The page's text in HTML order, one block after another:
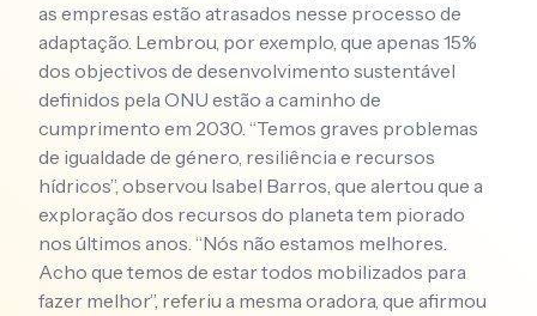
as empresas estão atrasados nesse processo de
adaptação. Lembrou, por exemplo, que apenas 15%
dos objectivos de desenvolvimento sustentável
definidos pela ONU estão a caminho de
cumprimento em 2030. “Temos graves problemas
de igualdade de género, resiliência e recursos
hídricos”, observou Isabel Barros, que alertou que a
exploração dos recursos do planeta tem piorado
nos últimos anos. “Nós não estamos melhores.
Acho que temos de estar todos mobilizados para
fazer melhor”, referiu a mesma oradora, que afirmou